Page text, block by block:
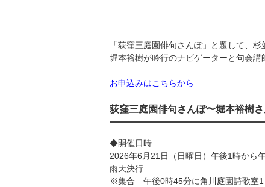
「荻窪三庭園俳句さんぽ」と題して、
堀本裕樹が吟行のナビゲーターと句会講
お申込みはこちらから
荻窪三庭園俳句さんぽ〜堀本裕樹
◆開催日時
2026年6月21日（日曜日）午後1時から
雨天決行
※集合 午後0時45分に角川庭園詩歌室1